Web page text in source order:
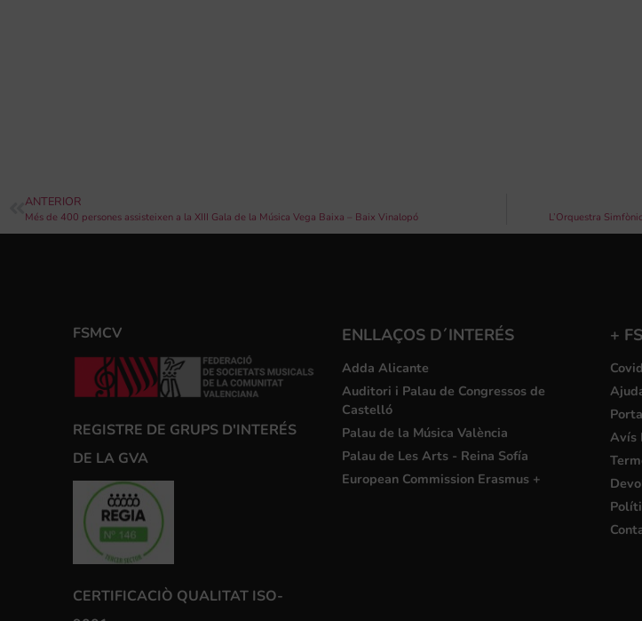
ANTERIOR
Més de 400 persones assisteixen a la XIII Gala de la Música Vega Baixa – Baix Vinalopó L’Orquestra
FSMCV
REGISTRE DE GRUPS D'INTERÉS
DE LA GVA
CERTIFICACIÒ QUALITAT ISO-
ENLLAÇOS D´INTERÉS
Adda Alicante
Auditori i Palau de Congressos de
Castelló
Palau de la Música València
Palau de Les Arts - Reina Sofía
European Commission Erasmus +
+
Avís